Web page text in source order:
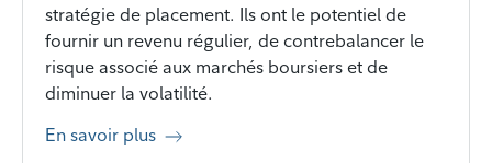
stratégie de placement. Ils ont le potentiel de
fournir un revenu régulier, de contrebalancer le
risque associé aux marchés boursiers et de
diminuer la volatilité.
En savoir plus